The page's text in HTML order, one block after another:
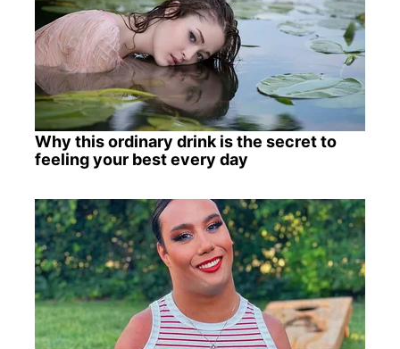
Why this ordinary drink is the secret to
feeling your best every day